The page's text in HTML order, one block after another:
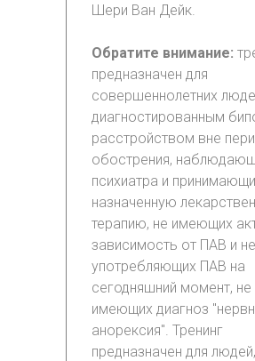
Шери Ван Дейк.
Обратите внимание:
предназначен для
совершеннолетних
диагностированным
расстройством вне
обострения,
психиатра и
назначенную
терапию, не имеющих
зависимость от ПАВ и не
употребляющих ПАВ на
сегодняшний момент, не
имеющих диагноз
анорексия". Тренинг
предназначен для людей,